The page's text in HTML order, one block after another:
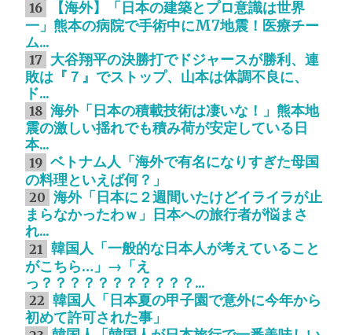
16
【海外】「日本の建築とプロ意識は世界
一」熊本の病院で手術中にM7地震！医療チー
ム...
17 大谷翔平の決勝打でドジャースが勝利、連
敗は『７』でストップ、山本は体調不良に、
ド...
18 海外「日本の積載技術は凄いな！」熊本地
震の激しい揺れでも積み荷が安定している日
本...
19 ベトナム人「海外で有名になりすぎた母国
の料理といえば何？」
20 海外「日本に２週間いたけどイライラが止
まらなかったわｗ」日本への旅行者が悩まさ
れ...
21
韓国人「一般的な日本人が考えていること
がこちら…」→「え
っ？？？？？？？？？？？...
22 韓国人「日本夏の甲子園で意外に今年から
初めて許可された事」